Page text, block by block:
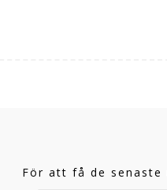
För att få de senaste